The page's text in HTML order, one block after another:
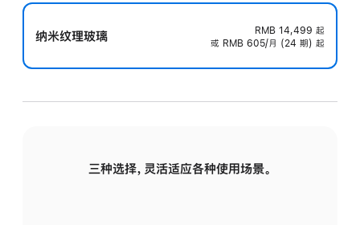
纳米纹理玻璃 RMB 14,499 起
或 RMB 605/月 (24 期) 起
三种选择，灵活适应各种使用场景。